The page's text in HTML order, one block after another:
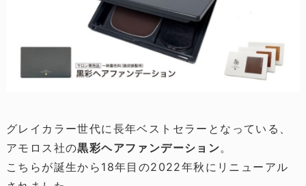
グレイカラー世代に長年ベストセラーとなっている、
アモロス社の黒彩ヘアファンデーション。
こちらが誕生から18年目の2022年秋にリニューアル